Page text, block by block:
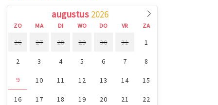
augustus
ZO MA DI WO DO VR ZA
26 27 28 29 30 31 1
2 3 4 5 6 7 8
9 10 11 12 13 14 15
16 17 18 19 20 21 22